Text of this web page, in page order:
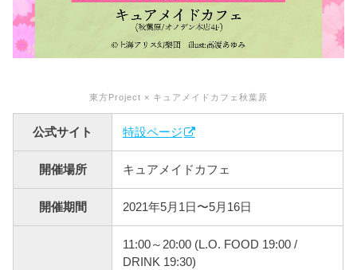
東方Project × キュアメイドカフェ秋葉原
公式サイト 特設ページ
開催場所 キュアメイドカフェ
開催期間 2021年5月1日〜5月16日
11:00～20:00 (L.O. FOOD 19:00 /
DRINK 19:30)